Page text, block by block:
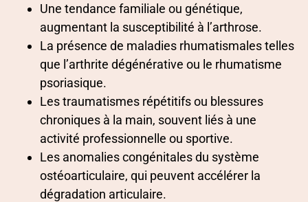
Une tendance familiale ou génétique,
augmentant la susceptibilité à l’arthrose.
La présence de maladies rhumatismales telles
que l’arthrite dégénérative ou le rhumatisme
psoriasique.
Les traumatismes répétitifs ou blessures
chroniques à la main, souvent liés à une
activité professionnelle ou sportive.
Les anomalies congénitales du système
ostéoarticulaire, qui peuvent accélérer la
dégradation articulaire.